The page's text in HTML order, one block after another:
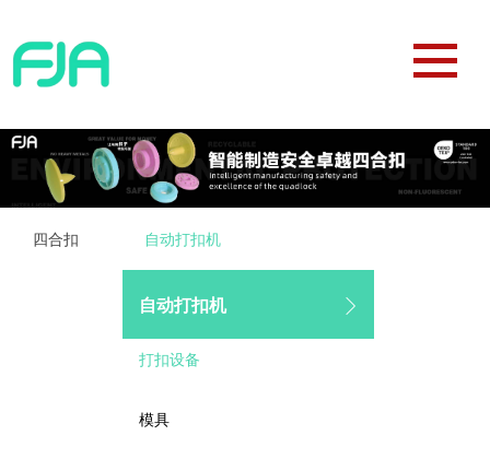
四合扣 自动打扣机
自动打扣机
打扣设备
模具